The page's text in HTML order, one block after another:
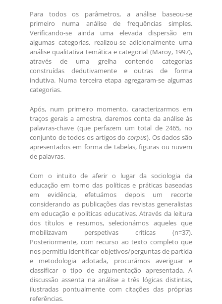
Para todos os parâmetros, a análise baseou-se
primeiro numa análise de frequências simples.
Verificando-se ainda uma elevada dispersão em
algumas categorias, realizou-se adicionalmente uma
análise qualitativa temática e categorial (Maroy, 1997),
através de uma grelha contendo categorias
construídas dedutivamente e outras de forma
indutiva. Numa terceira etapa agregaram-se algumas
categorias.
Após, num primeiro momento, caracterizarmos em
traços gerais a amostra, daremos conta da análise às
palavras-chave (que perfazem um total de 2465, no
conjunto de todos os artigos do corpus). Os dados são
apresentados em forma de tabelas, figuras ou nuvem
de palavras.
Com o intuito de aferir o lugar da sociologia da
educação em torno das políticas e práticas baseadas
em evidência, efetuámos depois um recorte
considerando as publicações das revistas generalistas
em educação e políticas educativas. Através da leitura
dos títulos e resumos, selecionámos aqueles que
mobilizavam perspetivas críticas (n=37).
Posteriormente, com recurso ao texto completo que
nos permitiu identificar objetivos/perguntas de partida
e metodologia adotada, procurámos averiguar e
classificar o tipo de argumentação apresentada. A
discussão assenta na análise a três lógicas distintas,
ilustradas pontualmente com citações das próprias
referências.